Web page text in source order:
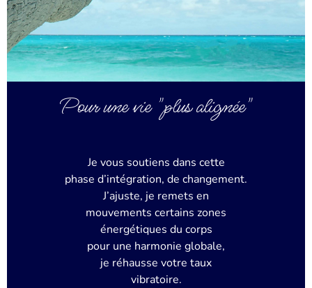
Pour une vie "plus alignée"
Je vous soutiens dans cette
phase d’intégration, de changement.
J’ajuste, je remets en
mouvements certains zones
énergétiques du corps
pour une harmonie globale,
je réhausse votre taux
vibratoire.